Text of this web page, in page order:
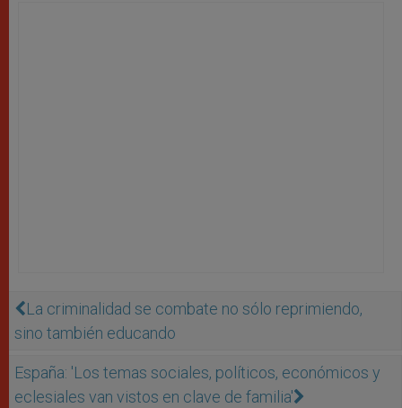
La criminalidad se combate no sólo reprimiendo,
sino también educando
España: 'Los temas sociales, políticos, económicos y
eclesiales van vistos en clave de familia'